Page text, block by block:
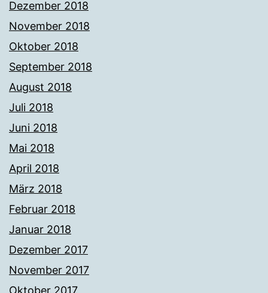
Dezember 2018
November 2018
Oktober 2018
September 2018
August 2018
Juli 2018
Juni 2018
Mai 2018
April 2018
März 2018
Februar 2018
Januar 2018
Dezember 2017
November 2017
Oktober 2017